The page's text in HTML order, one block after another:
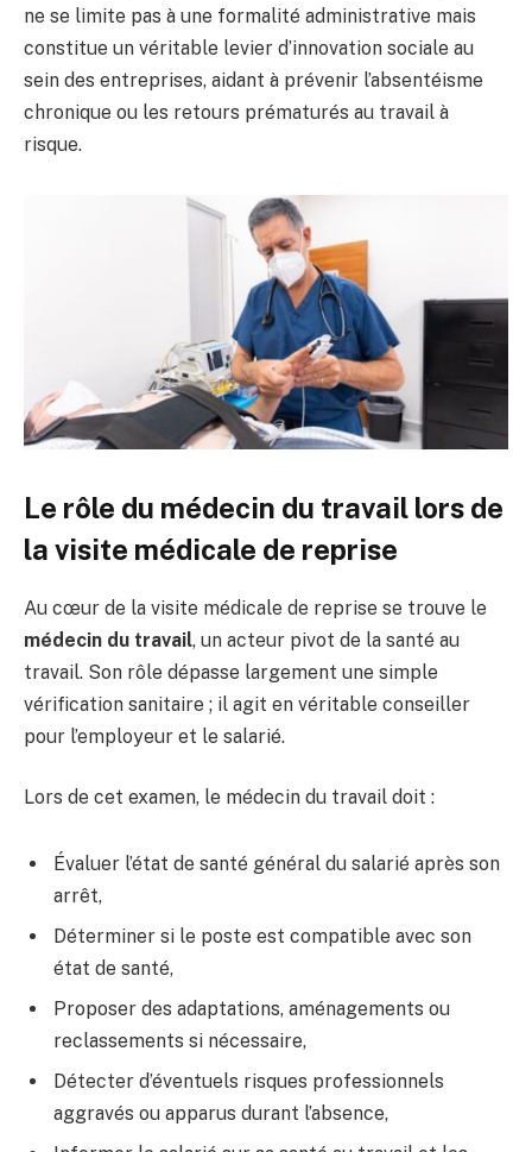
ne se limite pas à une formalité administrative mais
constitue un véritable levier d’innovation sociale au
sein des entreprises, aidant à prévenir l’absentéisme
chronique ou les retours prématurés au travail à
risque.
Le rôle du médecin du travail lors de
la visite médicale de reprise
Au cœur de la visite médicale de reprise se trouve le
médecin du travail, un acteur pivot de la santé au
travail. Son rôle dépasse largement une simple
vérification sanitaire ; il agit en véritable conseiller
pour l’employeur et le salarié.
Lors de cet examen, le médecin du travail doit :
Évaluer l’état de santé général du salarié après son
arrêt,
Déterminer si le poste est compatible avec son
état de santé,
Proposer des adaptations, aménagements ou
reclassements si nécessaire,
Détecter d’éventuels risques professionnels
aggravés ou apparus durant l’absence,